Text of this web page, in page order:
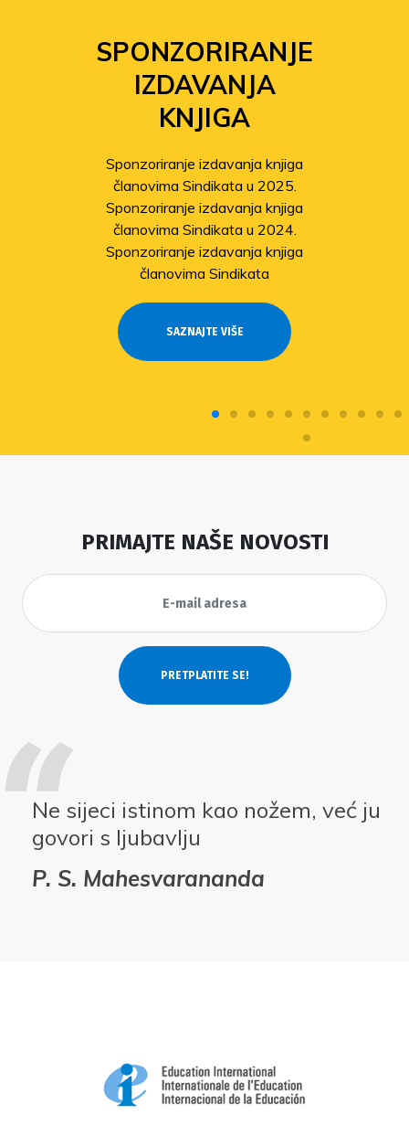
SPONZORIRANJE
IZDAVANJA
KNJIGA
Sponzoriranje izdavanja knjiga
članovima Sindikata u 2025.
Sponzoriranje izdavanja knjiga
članovima Sindikata u 2024.
Sponzoriranje izdavanja knjiga
članovima Sindikata
SAZNAJTE VIŠE
PRIMAJTE NAŠE NOVOSTI
Ne sijeci istinom kao nožem, već ju
govori s ljubavlju
P. S. Mahesvarananda